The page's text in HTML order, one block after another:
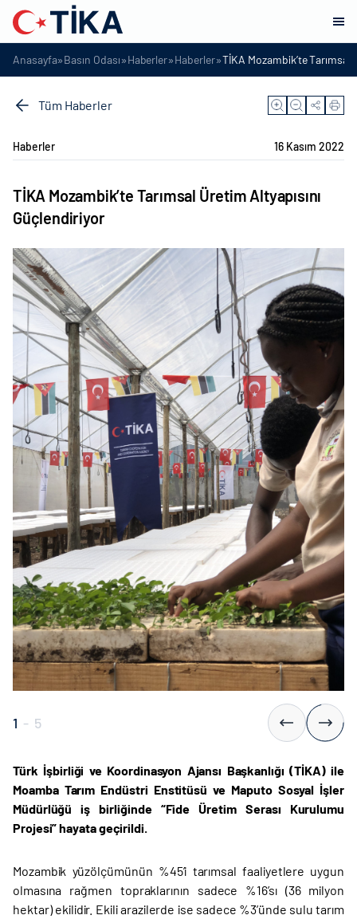
Anasayfa»Basın Odası»Haberler»Haberler»TİKA Mozambik’te Tarımsal
Tüm Haberler
Haberler 16 Kasım 2022
TİKA Mozambik’te Tarımsal Üretim Altyapısını
Güçlendiriyor
1 - 5
Türk İşbirliği ve Koordinasyon Ajansı Başkanlığı (TİKA) ile
Moamba Tarım Endüstri Enstitüsü ve Maputo Sosyal İşler
Müdürlüğü iş birliğinde “Fide Üretim Serası Kurulumu
Projesi” hayata geçirildi.
Mozambik yüzölçümünün %45’i tarımsal faaliyetlere uygun
olmasına rağmen topraklarının sadece %16’sı (36 milyon
hektar) ekilidir. Ekili arazilerde ise sadece %3’ünde sulu tarım